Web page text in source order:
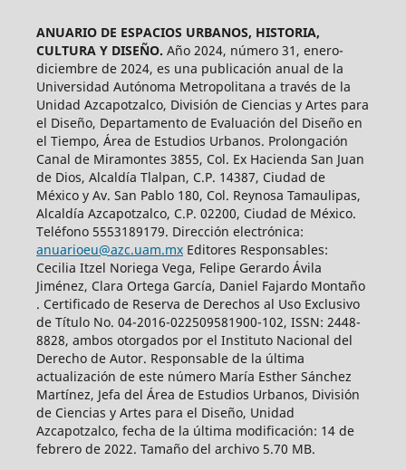
ANUARIO DE ESPACIOS URBANOS, HISTORIA,
CULTURA Y DISEÑO. Año 2024, número 31, enero-
diciembre de 2024, es una publicación anual de la
Universidad Autónoma Metropolitana a través de la
Unidad Azcapotzalco, División de Ciencias y Artes para
el Diseño, Departamento de Evaluación del Diseño en
el Tiempo, Área de Estudios Urbanos. Prolongación
Canal de Miramontes 3855, Col. Ex Hacienda San Juan
de Dios, Alcaldía Tlalpan, C.P. 14387, Ciudad de
México y Av. San Pablo 180, Col. Reynosa Tamaulipas,
Alcaldía Azcapotzalco, C.P. 02200, Ciudad de México.
Teléfono 5553189179. Dirección electrónica:
anuarioeu@azc.uam.mxEditores Responsables:
Cecilia Itzel Noriega Vega, Felipe Gerardo Ávila
Jiménez, Clara Ortega García, Daniel Fajardo Montaño
. Certificado de Reserva de Derechos al Uso Exclusivo
de Título No. 04-2016-022509581900-102, ISSN: 2448-
8828, ambos otorgados por el Instituto Nacional del
Derecho de Autor. Responsable de la última
actualización de este número María Esther Sánchez
Martínez, Jefa del Área de Estudios Urbanos, División
de Ciencias y Artes para el Diseño, Unidad
Azcapotzalco, fecha de la última modificación: 14 de
febrero de 2022. Tamaño del archivo 5.70 MB.